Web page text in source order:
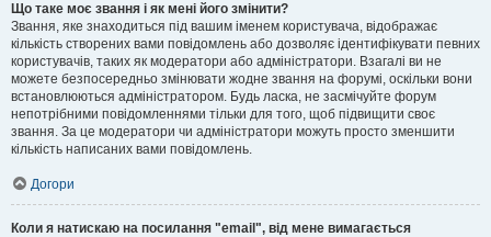
Що таке моє звання і як мені його змінити?
Звання, яке знаходиться під вашим іменем користувача, відображає
кількість створених вами повідомлень або дозволяє ідентифікувати певних
користувачів, таких як модератори або адміністратори. Взагалі ви не
можете безпосередньо змінювати жодне звання на форумі, оскільки вони
встановлюються адміністратором. Будь ласка, не засмічуйте форум
непотрібними повідомленнями тільки для того, щоб підвищити своє
звання. За це модератори чи адміністратори можуть просто зменшити
кількість написаних вами повідомлень.
Догори
Коли я натискаю на посилання "email", від мене вимагається